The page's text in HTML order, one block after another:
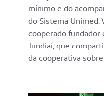
mínimo e do
do Sistema Unimed.
cooperado fundador
Jundiaí, que
da cooperativa